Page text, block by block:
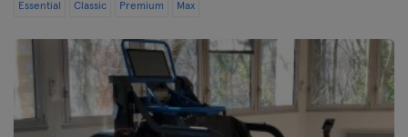
Essential Classic Premium Max